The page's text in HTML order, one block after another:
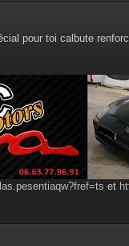
pour toi calbute
et